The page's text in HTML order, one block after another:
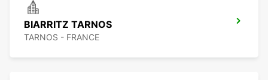
BIARRITZ TARNOS
TARNOS - FRANCE